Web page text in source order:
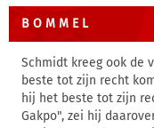
B O M M E L
Schmidt kreeg ook de
beste tot zijn recht
hij het beste tot zijn
Gakpo", zei hij